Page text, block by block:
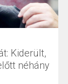
Kiderült,
néhány